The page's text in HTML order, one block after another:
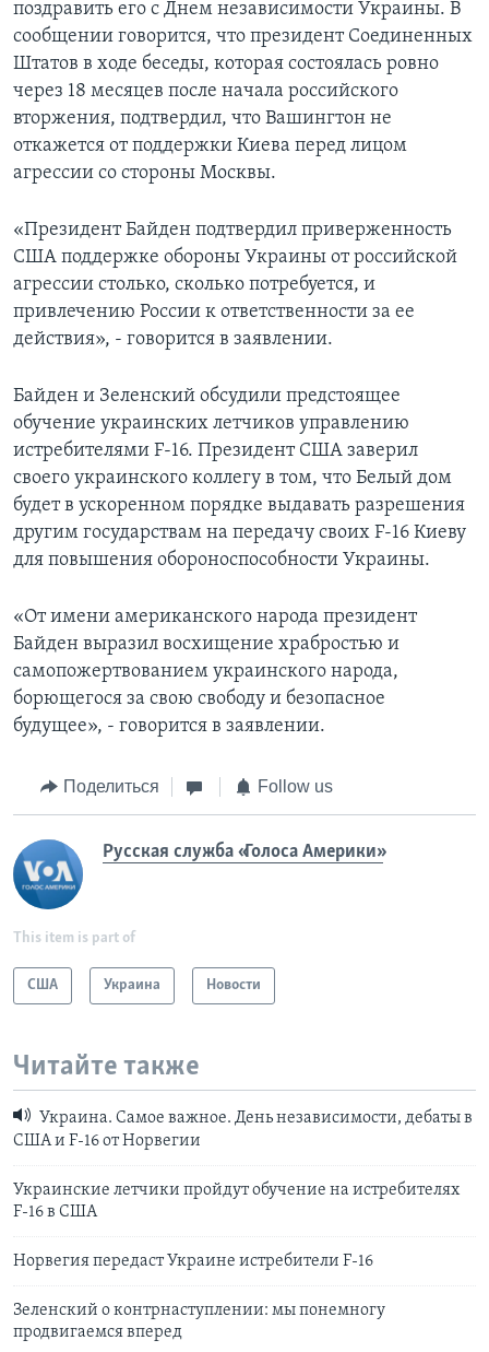
поздравить его с Днем независимости Украины. В
сообщении говорится, что президент Соединенных
Штатов в ходе беседы, которая состоялась ровно
через 18 месяцев после начала российского
вторжения, подтвердил, что Вашингтон не
откажется от поддержки Киева перед лицом
агрессии со стороны Москвы.
«Президент Байден подтвердил приверженность
США поддержке обороны Украины от российской
агрессии столько, сколько потребуется, и
привлечению России к ответственности за ее
действия», - говорится в заявлении.
Байден и Зеленский обсудили предстоящее
обучение украинских летчиков управлению
истребителями F-16. Президент США заверил
своего украинского коллегу в том, что Белый дом
будет в ускоренном порядке выдавать разрешения
другим государствам на передачу своих F-16 Киеву
для повышения обороноспособности Украины.
«От имени американского народа президент
Байден выразил восхищение храбростью и
самопожертвованием украинского народа,
борющегося за свою свободу и безопасное
будущее», - говорится в заявлении.
Поделиться Follow us
Русская служба «Голоса Америки»
This item is part of
США Украина Новости
Читайте также
Украина. Самое важное. День независимости, дебаты в
США и F-16 от Норвегии
Украинские летчики пройдут обучение на истребителях
F-16 в США
Норвегия передаст Украине истребители F-16
Зеленский о контрнаступлении: мы понемногу
продвигаемся вперед